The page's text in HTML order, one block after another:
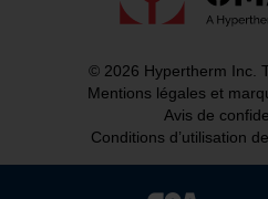
© 2026 Hypertherm Inc.
Mentions légales et
Avis de
Conditions d’utilisation